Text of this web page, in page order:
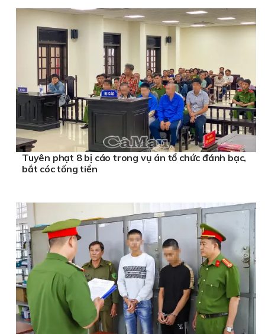
Tuyên phạt 8 bị cáo trong vụ án tổ chức đánh bạc,
bắt cóc tống tiền